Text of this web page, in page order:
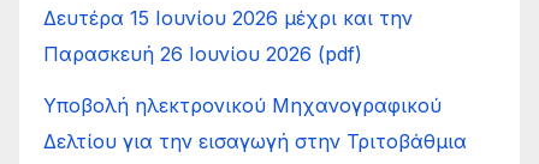
Δευτέρα 15 Ιουνίου 2026 μέχρι και την
Παρασκευή 26 Ιουνίου 2026 (pdf)
Υποβολή ηλεκτρονικού Μηχανογραφικού
Δελτίου για την εισαγωγή στην Τριτοβάθμια